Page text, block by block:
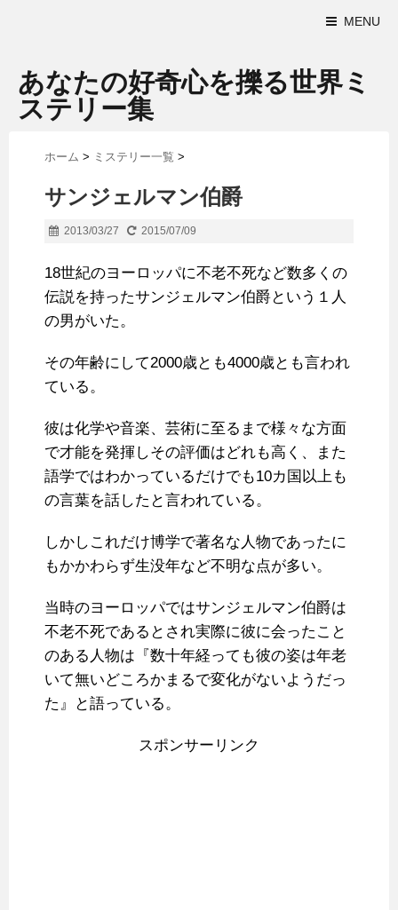
MENU
あなたの好奇心を擽る世界ミ
ステリー集
ホーム > ミステリー一覧 >
サンジェルマン伯爵
2013/03/27 2015/07/09
18世紀のヨーロッパに不老不死など数多くの
伝説を持ったサンジェルマン伯爵という１人
の男がいた。
その年齢にして2000歳とも4000歳とも言われ
ている。
彼は化学や音楽、芸術に至るまで様々な方面
で才能を発揮しその評価はどれも高く、また
語学ではわかっているだけでも10カ国以上も
の言葉を話したと言われている。
しかしこれだけ博学で著名な人物であったに
もかかわらず生没年など不明な点が多い。
当時のヨーロッパではサンジェルマン伯爵は
不老不死であるとされ実際に彼に会ったこと
のある人物は『数十年経っても彼の姿は年老
いて無いどころかまるで変化がないようだっ
た』と語っている。
スポンサーリンク